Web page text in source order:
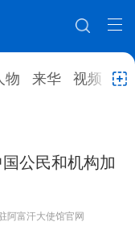
物 来华 视频 教
视频
学
公民和机构加
阿富汗大使馆官网